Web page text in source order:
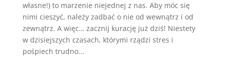
własne!) to marzenie niejednej z nas. Aby móc się
nimi cieszyć, należy zadbać o nie od wewnątrz i od
zewnątrz. A więc… zacznij kurację już dziś! Niestety
w dzisiejszych czasach, którymi rządzi stres i
pośpiech trudno...